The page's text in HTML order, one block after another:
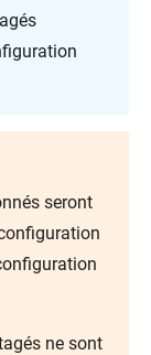
seront
ne sont